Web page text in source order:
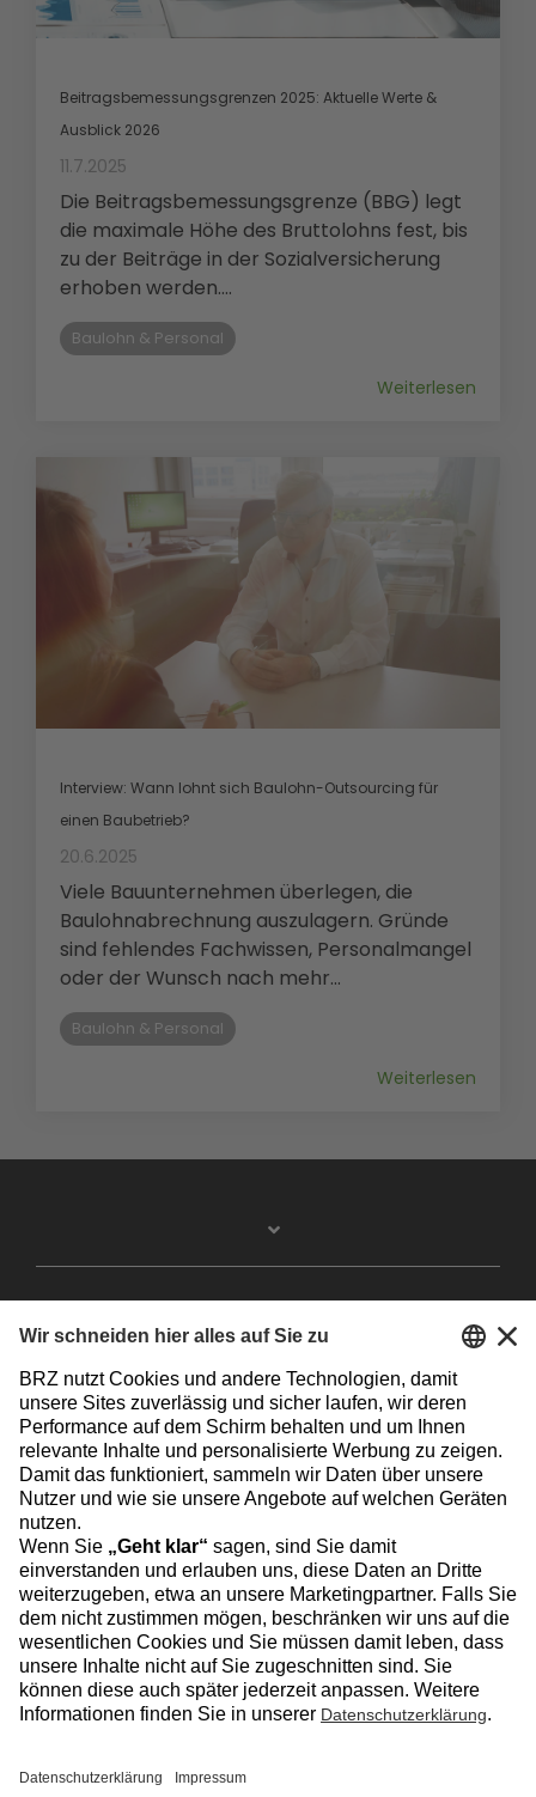
Beitragsbemessungsgrenzen 2025: Aktuelle Werte &
Ausblick 2026
11.7.2025
Die Beitragsbemessungsgrenze (BBG) legt
die maximale Höhe des Bruttolohns fest, bis
zu der Beiträge in der Sozialversicherung
erhoben werden....
Baulohn & Personal
Weiterlesen
Interview: Wann lohnt sich Baulohn-Outsourcing für
einen Baubetrieb?
20.6.2025
Viele Bauunternehmen überlegen, die
Baulohnabrechnung auszulagern. Gründe
sind fehlendes Fachwissen, Personalmangel
oder der Wunsch nach mehr...
Baulohn & Personal
Weiterlesen
FacebookInstagramLinkedinYouTube